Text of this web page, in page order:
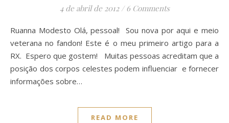
4 de abril de 2012 / 6 Comments
Ruanna Modesto Olá, pessoal! Sou nova por aqui e meio
veterana no fandon! Este é o meu primeiro artigo para a
RX. Espero que gostem! Muitas pessoas acreditam que a
posição dos corpos celestes podem influenciar e fornecer
informações sobre…
READ MORE